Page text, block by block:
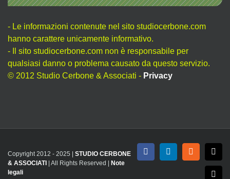
- Le informazioni contenute nel sito studiocerbone.com
hanno carattere unicamente informativo.
- Il sito studiocerbone.com non è responsabile per
qualsiasi danno o problema causato da questo servizio.
© 2012 Studio Cerbone & Associati - Privacy
Copyright 2012 - 2025 | STUDIO CERBONE
& ASSOCIATI
| All Rights Reserved |
Note
legali
FacebookLinkedInRss X